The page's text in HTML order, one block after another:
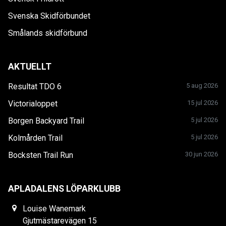
Svenska Skidförbundet
Smålands skidförbund
AKTUELLT
Resultat TDO 6 5 aug 2026
Victorialoppet 15 jul 2026
Borgen Backyard Trail 5 jul 2026
Kolmården Trail 5 jul 2026
Bocksten Trail Run 30 jun 2026
APLADALENS LÖPARKLUBB
Louise Wanemark
Gjutmästarevägen 15